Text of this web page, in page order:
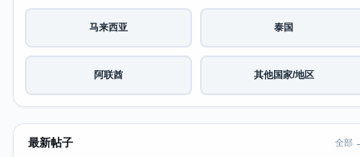
马来西亚 泰国
阿联酋 其他国家/地区
最新帖子 全部